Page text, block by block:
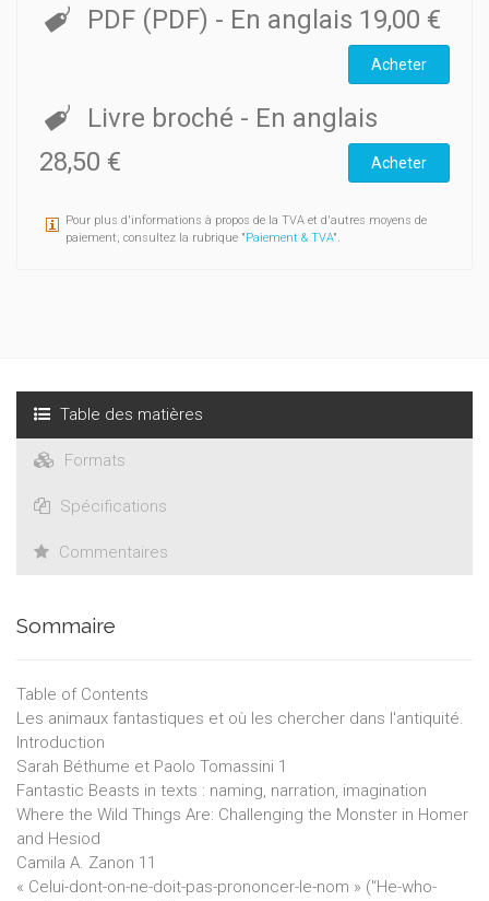
PDF (PDF) - En anglais 19,00 €
Acheter
Livre broché - En anglais
28,50 €
Acheter
Pour plus d'informations à propos de la TVA et d'autres moyens de
paiement, consultez la rubrique "Paiement & TVA".
Table des matières
Formats
Spécifications
Commentaires
Sommaire
Table of Contents
Les animaux fantastiques et où les chercher dans l'antiquité.
Introduction
Sarah Béthume et Paolo Tomassini 1
Fantastic Beasts in texts : naming, narration, imagination
Where the Wild Things Are: Challenging the Monster in Homer
and Hesiod
Camila A. Zanon 11
« Celui-dont-on-ne-doit-pas-prononcer-le-nom » ('‘He-who-